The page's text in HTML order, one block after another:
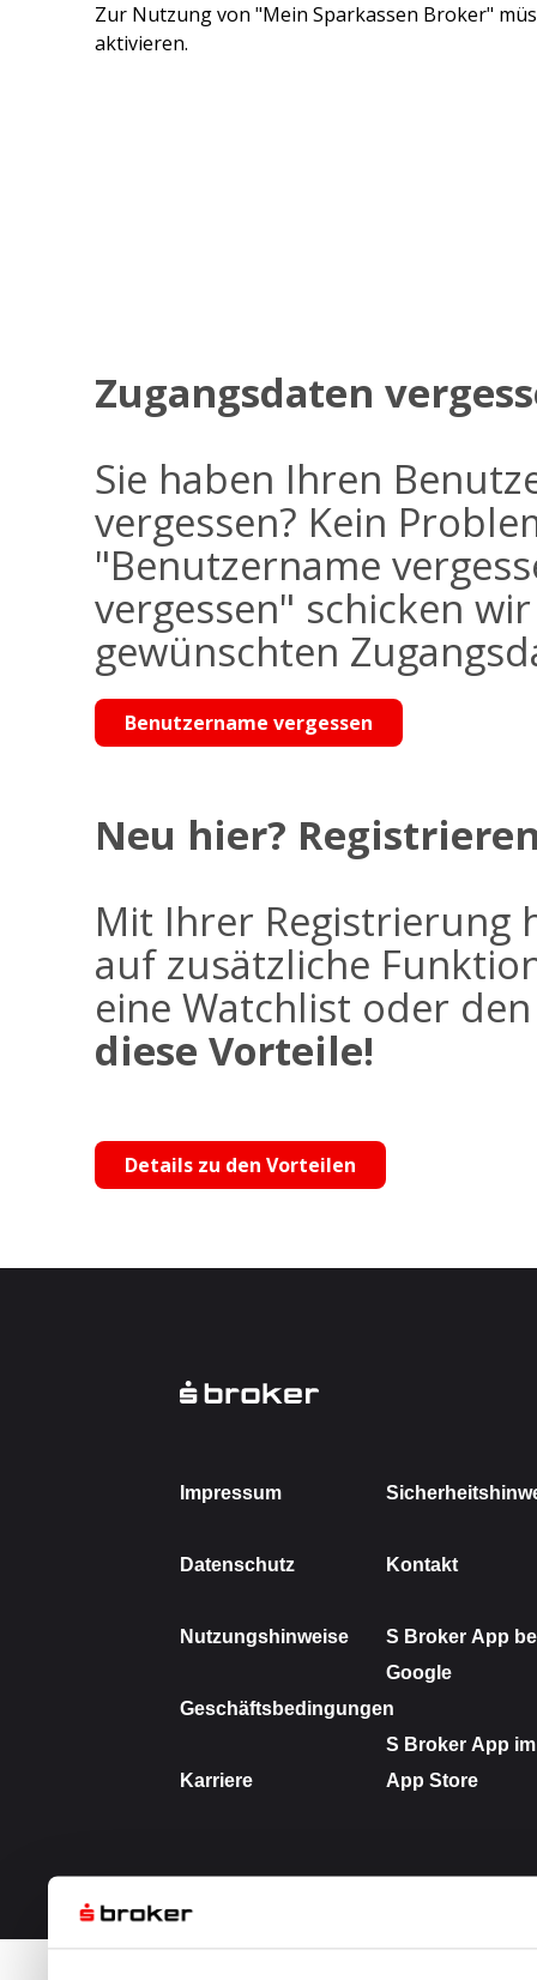
Zur Nutzung von "Mein Sparkassen Broker"
aktivieren.
Zugangsdaten
Sie haben Ihren
vergessen? Kein
"Benutzername
vergessen" schicken
gewünschten
Benutzername vergessen
Neu hier?
Mit Ihrer Registrierung
auf zusätzliche
eine Watchlist oder
diese Vorteile!
Details zu den Vorteilen